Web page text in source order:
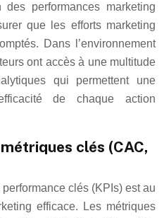
des performances marketing
que les efforts marketing
Dans l’environnement
ont accès à une multitude
qui permettent une
de chaque action
clés (CAC,
clés (KPIs) est au
efficace. Les métriques